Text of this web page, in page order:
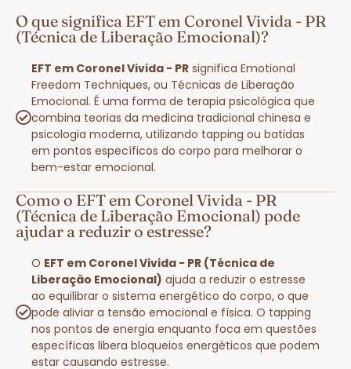
O que significa EFT em Coronel Vivida - PR
(Técnica de Liberação Emocional)?
EFT em Coronel Vivida - PR significa Emotional
Freedom Techniques, ou Técnicas de Liberação
Emocional. É uma forma de terapia psicológica que
combina teorias da medicina tradicional chinesa e
psicologia moderna, utilizando tapping ou batidas
em pontos específicos do corpo para melhorar o
bem-estar emocional.
Como o EFT em Coronel Vivida - PR
(Técnica de Liberação Emocional) pode
ajudar a reduzir o estresse?
O EFT em Coronel Vivida - PR (Técnica de
Liberação Emocional) ajuda a reduzir o estresse
ao equilibrar o sistema energético do corpo, o que
pode aliviar a tensão emocional e física. O tapping
nos pontos de energia enquanto foca em questões
específicas libera bloqueios energéticos que podem
estar causando estresse.